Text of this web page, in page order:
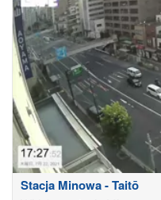
Stacja Minowa - Taitō